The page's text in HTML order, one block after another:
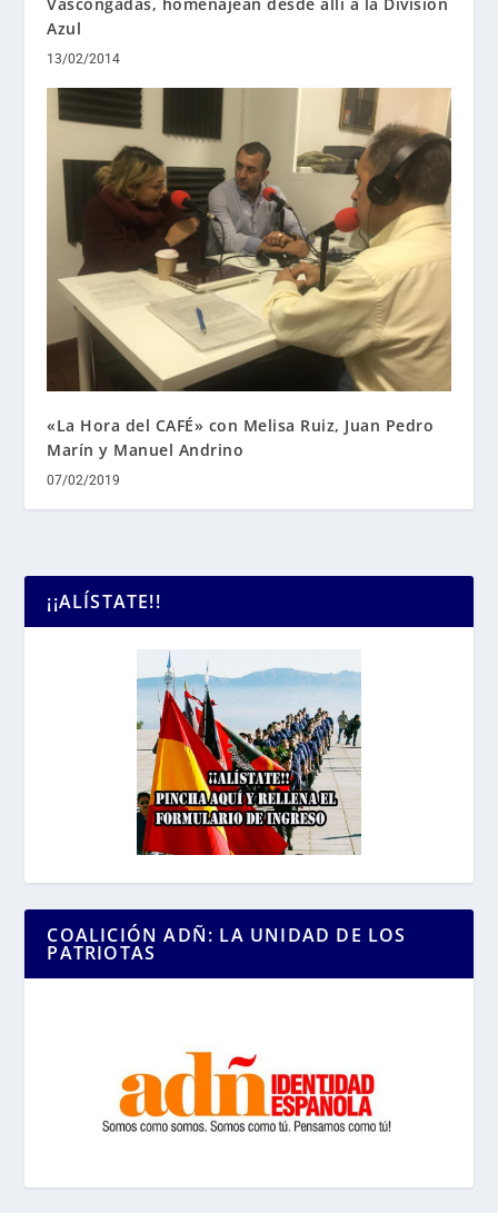
Vascongadas, homenajean desde allí a la División
Azul
13/02/2014
«La Hora del CAFÉ» con Melisa Ruiz, Juan Pedro
Marín y Manuel Andrino
07/02/2019
¡¡ALÍSTATE!!
COALICIÓN ADÑ: LA UNIDAD DE LOS
PATRIOTAS